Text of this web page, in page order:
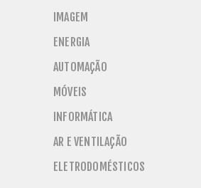
IMAGEM
ENERGIA
AUTOMAÇÃO
MÓVEIS
INFORMÁTICA
AR E VENTILAÇÃO
ELETRODOMÉSTICOS